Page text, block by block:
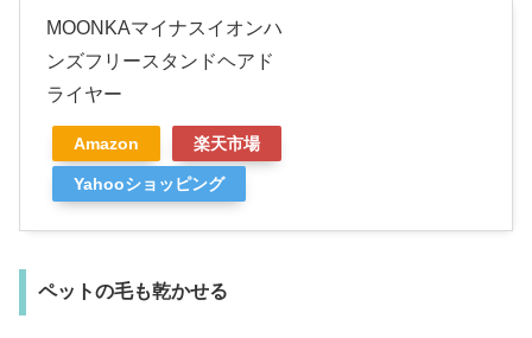
MOONKAマイナスイオンハ
ンズフリースタンドヘアド
ライヤー
Amazon 楽天市場
Yahooショッピング
ペットの毛も乾かせる